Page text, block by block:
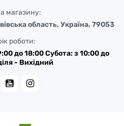
магазину:
область, Україна, 79053
роботи:
до 18:00 Субота: з 10:00 до
- Вихідний